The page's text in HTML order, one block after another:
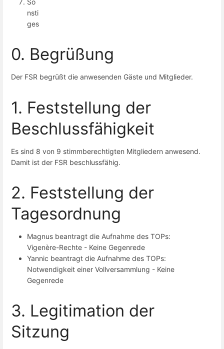
So
nsti
ges
0. Begrüßung
Der FSR begrüßt die anwesenden Gäste und Mitglieder.
1. Feststellung der
Beschlussfähigkeit
Es sind 8 von 9 stimmberechtigten Mitgliedern anwesend.
Damit ist der FSR beschlussfähig.
2. Feststellung der
Tagesordnung
Magnus beantragt die Aufnahme des TOPs:
Vigenère-Rechte - Keine Gegenrede
Yannic beantragt die Aufnahme des TOPs:
Notwendigkeit einer Vollversammlung - Keine
Gegenrede
3. Legitimation der
Sitzung